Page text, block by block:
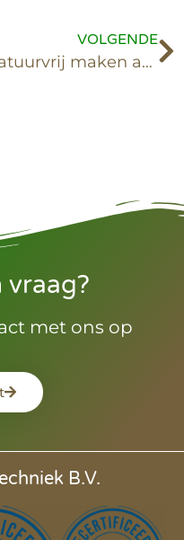
VOLGENDE
Natuurvrij maken appartementen Almelo
vraag?
met ons op
B.V.